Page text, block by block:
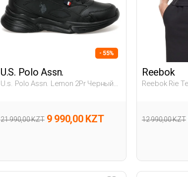
- 55%
U.S. Polo Assn.
U.s. Polo Assn. Lemon 2Pr Черный
21 990,00 KZT 9 990,00 KZT
Reebok
Reebok Rie Tee Черный Женщина
12 990,00 KZT